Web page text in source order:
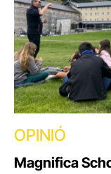
OPINIÓ
Magnifica